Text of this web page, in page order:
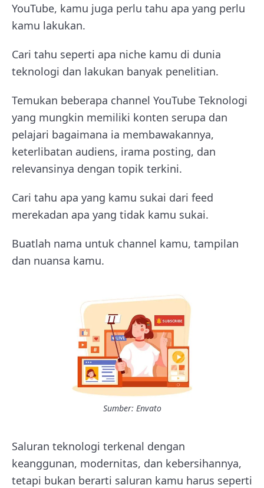
YouTube, kamu juga perlu tahu apa yang perlu
kamu lakukan.
Cari tahu seperti apa niche kamu di dunia
teknologi dan lakukan banyak penelitian.
Temukan beberapa channel YouTube Teknologi
yang mungkin memiliki konten serupa dan
pelajari bagaimana ia membawakannya,
keterlibatan audiens, irama posting, dan
relevansinya dengan topik terkini.
Cari tahu apa yang kamu sukai dari feed
merekadan apa yang tidak kamu sukai.
Buatlah nama untuk channel kamu, tampilan
dan nuansa kamu.
Sumber: Envato
Saluran teknologi terkenal dengan
keanggunan, modernitas, dan kebersihannya,
tetapi bukan berarti saluran kamu harus seperti